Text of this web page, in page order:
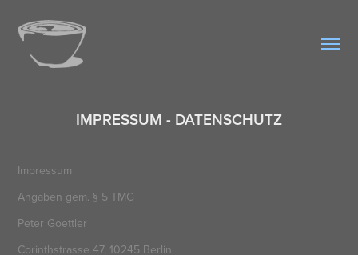
IMPRESSUM - DATENSCHUTZ
Impressum
Angaben gem. § 5 TMG
Peter Goettler
Corinthstrasse 47, 10245 Berlin